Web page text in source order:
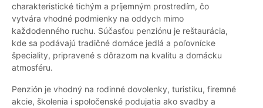
charakteristické tichým a príjemným prostredím, čo
vytvára vhodné podmienky na oddych mimo
každodenného ruchu. Súčasťou penziónu je reštaurácia,
kde sa podávajú tradičné domáce jedlá a poľovnícke
špeciality, pripravené s dôrazom na kvalitu a domácku
atmosféru.
Penzión je vhodný na rodinné dovolenky, turistiku, firemné
akcie, školenia i spoločenské podujatia ako svadby a